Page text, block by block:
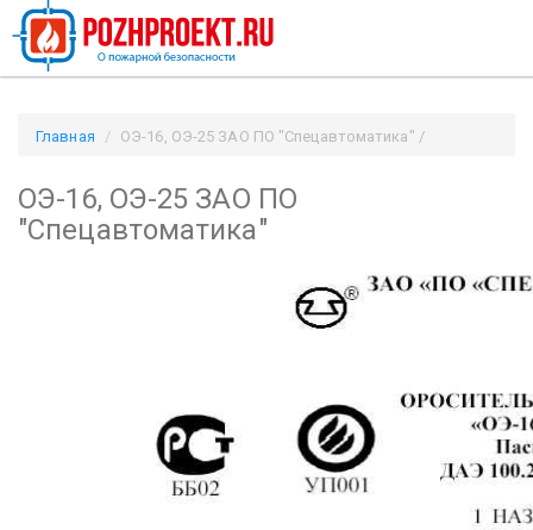
Главная
ОЭ-16, ОЭ-25 ЗАО ПО "Спецавтоматика" /
ОЭ-16, ОЭ-25 ЗАО ПО
"Спецавтоматика"